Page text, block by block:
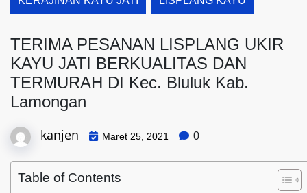
TERIMA PESANAN LISPLANG UKIR
KAYU JATI BERKUALITAS DAN
TERMURAH DI Kec. Bluluk Kab.
Lamongan
kanjen Maret 25, 2021 0
Table of Contents